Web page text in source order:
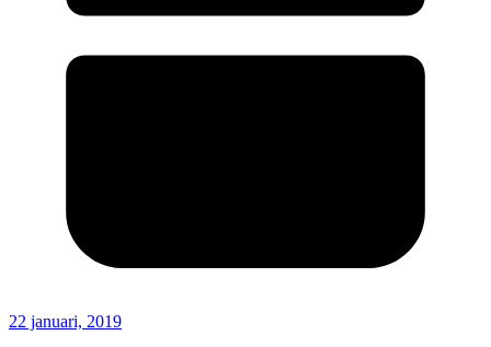
22 januari, 2019